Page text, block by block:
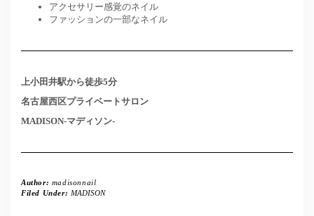
アクセサリー感覚のネイル
ファッションの一部なネイル
上小田井駅から徒歩5分
名古屋西区プライベートサロン
MADISON-マディソン-
Author: madisonnail
Filed Under: MADISON